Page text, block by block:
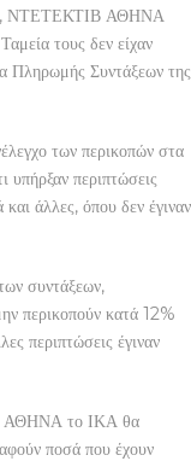
ΝΤΕΤΕΚΤΙΒ ΑΘΗΝΑ
τους δεν είχαν
Πληρωμής Συντάξεων της
των περικοπών στα
υπήρξαν περιπτώσεις
άλλες, όπου δεν έγιναν
συντάξεων,
περικοπούν κατά 12%
περιπτώσεις έγιναν
ΑΘΗΝΑ το ΙΚΑ θα
ποσά που έχουν